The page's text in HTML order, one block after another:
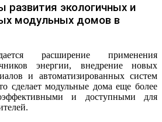
развития экологичных и
модульных домов в
расширение применения
энергии, внедрение новых
и автоматизированных систем
сделает модульные дома еще более
и доступными для